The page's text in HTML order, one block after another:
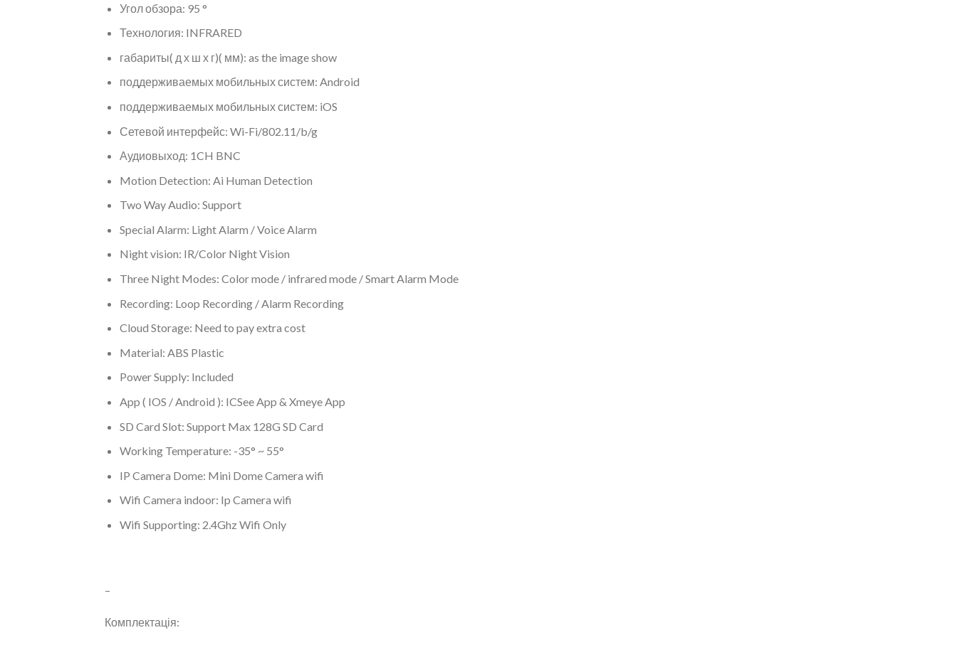
Угол обзора: 95 °
Технология: INFRARED
габариты( д х ш х г)( мм): as the image show
поддерживаемых мобильных систем: Android
поддерживаемых мобильных систем: iOS
Сетевой интерфейс: Wi-Fi/802.11/b/g
Аудиовыход: 1CH BNC
Motion Detection: Ai Human Detection
Two Way Audio: Support
Special Alarm: Light Alarm / Voice Alarm
Night vision: IR/Color Night Vision
Three Night Modes: Color mode / infrared mode / Smart Alarm Mode
Recording: Loop Recording / Alarm Recording
Cloud Storage: Need to pay extra cost
Material: ABS Plastic
Power Supply: Included
App ( IOS / Android ): ICSee App & Xmeye App
SD Card Slot: Support Max 128G SD Card
Working Temperature: -35° ~ 55°
IP Camera Dome: Mini Dome Camera wifi
Wifi Camera indoor: Ip Camera wifi
Wifi Supporting: 2.4Ghz Wifi Only
–
Комплектація: